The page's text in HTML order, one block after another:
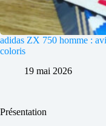
adidas ZX 750 homme :
coloris
19 mai 2026
Présentation